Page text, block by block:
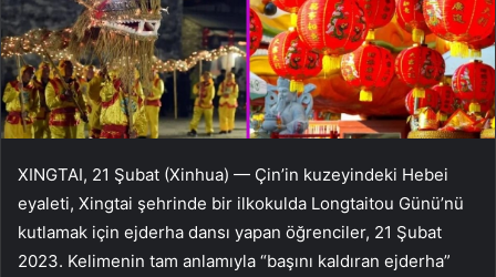
XINGTAI, 21 Şubat (Xinhua) — Çin’in kuzeyindeki Hebei
eyaleti, Xingtai şehrinde bir ilkokulda Longtaitou Günü’nü
kutlamak için ejderha dansı yapan öğrenciler, 21 Şubat
2023. Kelimenin tam anlamıyla “başını kaldıran ejderha”